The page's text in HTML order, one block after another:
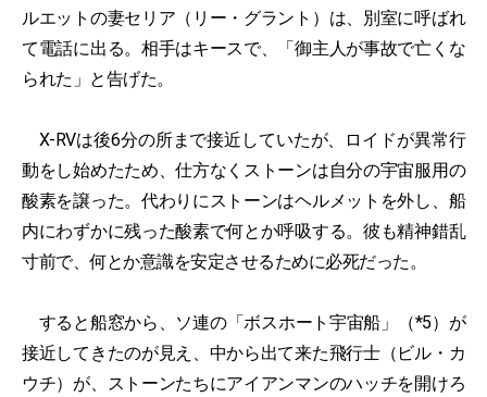
ルエットの妻セリア（リー・グラント）は、別室に呼ばれ
て電話に出る。相手はキースで、「御主人が事故で亡くな
られた」と告げた。
X-RVは後6分の所まで接近していたが、ロイドが異常行
動をし始めたため、仕方なくストーンは自分の宇宙服用の
酸素を譲った。代わりにストーンはヘルメットを外し、船
内にわずかに残った酸素で何とか呼吸する。彼も精神錯乱
寸前で、何とか意識を安定させるために必死だった。
すると船窓から、ソ連の「ボスホート宇宙船」（*5）が
接近してきたのが見え、中から出て来た飛行士（ビル・カ
ウチ）が、ストーンたちにアイアンマンのハッチを開けろ